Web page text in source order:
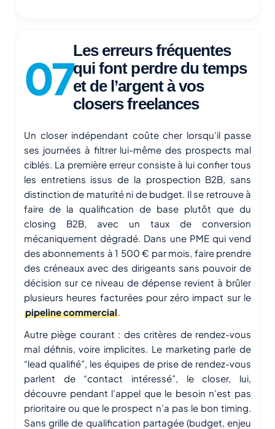
Les erreurs fréquentes
qui font perdre du temps
et de l’argent à vos
closers freelances
Un closer indépendant coûte cher lorsqu’il passe
ses journées à filtrer lui-même des prospects mal
ciblés. La première erreur consiste à lui confier tous
les entretiens issus de la prospection B2B, sans
distinction de maturité ni de budget. Il se retrouve à
faire de la qualification de base plutôt que du
closing B2B, avec un taux de conversion
mécaniquement dégradé. Dans une PME qui vend
des abonnements à 1 500 € par mois, faire prendre
des créneaux avec des dirigeants sans pouvoir de
décision sur ce niveau de dépense revient à brûler
plusieurs heures facturées pour zéro impact sur le
pipeline commercial
Autre piège courant : des critères de rendez-vous
mal définis, voire implicites. Le marketing parle de
“lead qualifié”, les équipes de prise de rendez-vous
parlent de “contact intéressé”, le closer, lui,
découvre pendant l’appel que le besoin n’est pas
prioritaire ou que le prospect n’a pas le bon timing.
Sans grille de qualification partagée (budget, enjeu